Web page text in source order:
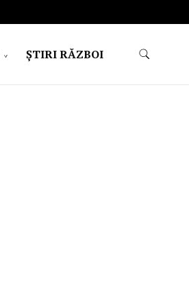
ŞTIRI RĂZBOI